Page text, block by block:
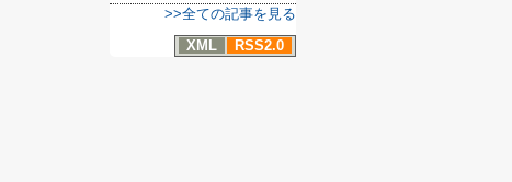
>>全ての記事を見る
XML
RSS2.0